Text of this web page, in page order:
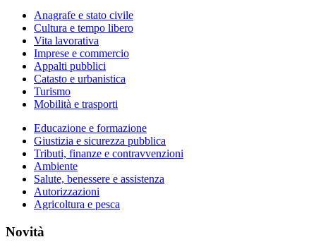
Anagrafe e stato civile
Cultura e tempo libero
Vita lavorativa
Imprese e commercio
Appalti pubblici
Catasto e urbanistica
Turismo
Mobilità e trasporti
Educazione e formazione
Giustizia e sicurezza pubblica
Tributi, finanze e contravvenzioni
Ambiente
Salute, benessere e assistenza
Autorizzazioni
Agricoltura e pesca
Novità